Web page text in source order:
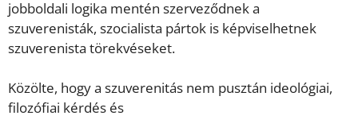
jobboldali logika mentén szerveződnek a
szuverenisták, szocialista pártok is képviselhetnek
szuverenista törekvéseket.
Közölte, hogy a szuverenitás nem pusztán ideológiai,
filozófiai kérdés és